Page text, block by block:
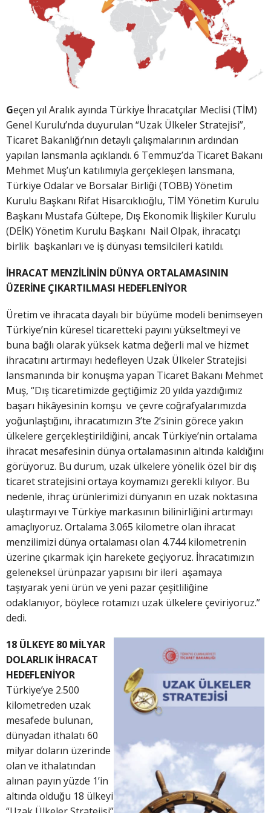
Geçen yıl Aralık ayında Türkiye İhracatçılar Meclisi (TİM)
Genel Kurulu’nda duyurulan “Uzak Ülkeler Stratejisi”,
Ticaret Bakanlığı’nın detaylı çalışmalarının ardından
yapılan lansmanla açıklandı. 6 Temmuz’da Ticaret Bakanı
Mehmet Muş’un katılımıyla gerçekleşen lansmana,
Türkiye Odalar ve Borsalar Birliği (TOBB) Yönetim
Kurulu Başkanı Rifat Hisarcıklıoğlu, TİM Yönetim Kurulu
Başkanı Mustafa Gültepe, Dış Ekonomik İlişkiler Kurulu
(DEİK) Yönetim Kurulu Başkanı Nail Olpak, ihracatçı
birlik başkanları ve iş dünyası temsilcileri katıldı.
İHRACAT MENZİLİNİN DÜNYA ORTALAMASININ
ÜZERİNE ÇIKARTILMASI HEDEFLENİYOR
Üretim ve ihracata dayalı bir büyüme modeli benimseyen
Türkiye’nin küresel ticaretteki payını yükseltmeyi ve
buna bağlı olarak yüksek katma değerli mal ve hizmet
ihracatını artırmayı hedefleyen Uzak Ülkeler Stratejisi
lansmanında bir konuşma yapan Ticaret Bakanı Mehmet
Muş, “Dış ticaretimizde geçtiğimiz 20 yılda yazdığımız
başarı hikâyesinin komşu ve çevre coğrafyalarımızda
yoğunlaştığını, ihracatımızın 3’te 2’sinin görece yakın
ülkelere gerçekleştirildiğini, ancak Türkiye’nin ortalama
ihracat mesafesinin dünya ortalamasının altında kaldığını
görüyoruz. Bu durum, uzak ülkelere yönelik özel bir dış
ticaret stratejisini ortaya koymamızı gerekli kılıyor. Bu
nedenle, ihraç ürünlerimizi dünyanın en uzak noktasına
ulaştırmayı ve Türkiye markasının bilinirliğini artırmayı
amaçlıyoruz. Ortalama 3.065 kilometre olan ihracat
menzilimizi dünya ortalaması olan 4.744 kilometrenin
üzerine çıkarmak için harekete geçiyoruz. İhracatımızın
geleneksel ürünpazar yapısını bir ileri aşamaya
taşıyarak yeni ürün ve yeni pazar çeşitliliğine
odaklanıyor, böylece rotamızı uzak ülkelere çeviriyoruz.”
dedi.
18 ÜLKEYE 80 MİLYAR
DOLARLIK İHRACAT
HEDEFLENİYOR
Türkiye’ye 2.500
kilometreden uzak
mesafede bulunan,
dünyadan ithalatı 60
milyar doların üzerinde
olan ve ithalatından
alınan payın yüzde 1’in
altında olduğu 18 ülkeyi